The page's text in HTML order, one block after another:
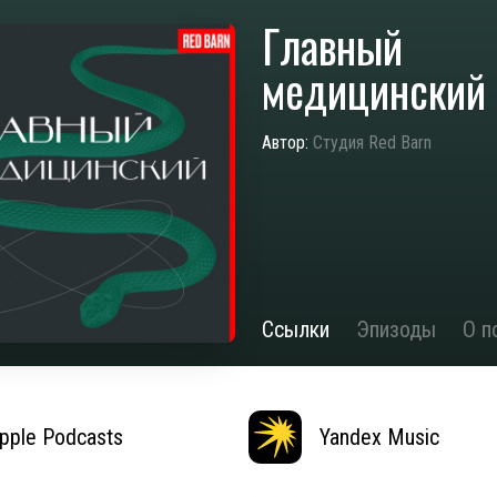
Главный
медицинский
Автор: Студия Red Barn
Ссылки Эпизоды О
Podcasts Yandex Music